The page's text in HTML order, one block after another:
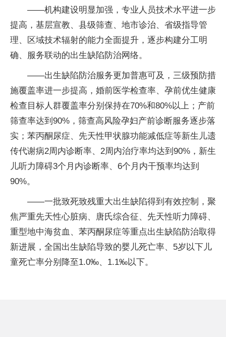
——机构建设明显加强，专业人员技术水平进一步
提高，基层宣教、县级筛查、地市诊治、省级指导管
理、区域技术辐射的能力全面提升，逐步构建分工明
确、服务联动的出生缺陷防治网络。
——出生缺陷防治服务更加普惠可及，三级预防措
施覆盖率进一步提高，婚前医学检查率、孕前优生健康
检查目标人群覆盖率分别保持在70%和80%以上；产前
筛查率达到90%，筛查高风险孕妇产前诊断服务逐步落
实；苯丙酮尿症、先天性甲状腺功能减低症等新生儿遗
传代谢病2周内诊断率、2周内治疗率均达到90%，新生
儿听力障碍3个月内诊断率、6个月内干预率均达到
90%。
——一批致死致残重大出生缺陷得到有效控制，聚
焦严重先天性心脏病、唐氏综合征、先天性听力障碍、
重型地中海贫血、苯丙酮尿症等重点出生缺陷防治取得
新进展，全国出生缺陷导致的婴儿死亡率、5岁以下儿
童死亡率分别降至1.0‰、1.1‰以下。